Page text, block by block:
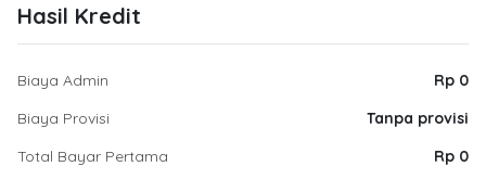
Hasil Kredit
Biaya Admin
Rp 0
Biaya Provisi
Tanpa provisi
Total Bayar Pertama
Rp 0